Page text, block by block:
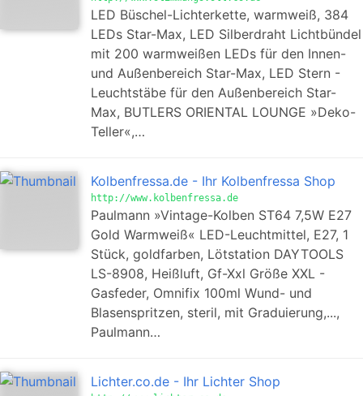
LED Büschel-Lichterkette, warmweiß, 384
LEDs Star-Max, LED Silberdraht Lichtbündel
mit 200 warmweißen LEDs für den Innen-
und Außenbereich Star-Max, LED Stern -
Leuchtstäbe für den Außenbereich Star-
Max, BUTLERS ORIENTAL LOUNGE »Deko-
Teller«,…
Kolbenfressa.de - Ihr Kolbenfressa Shop
http://www.kolbenfressa.de
Paulmann »Vintage-Kolben ST64 7,5W E27
Gold Warmweiß« LED-Leuchtmittel, E27, 1
Stück, goldfarben, Lötstation DAYTOOLS
LS-8908, Heißluft, Gf-Xxl Größe XXL -
Gasfeder, Omnifix 100ml Wund- und
Blasenspritzen, steril, mit Graduierung,...,
Paulmann…
Lichter.co.de - Ihr Lichter Shop